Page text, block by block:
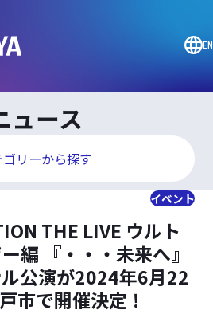
EN
ュース
ゴリーから探す
イベント
THE LIVE ウルト
編 『・・・未来へ』
公演が2024年6月22
市で開催決定！